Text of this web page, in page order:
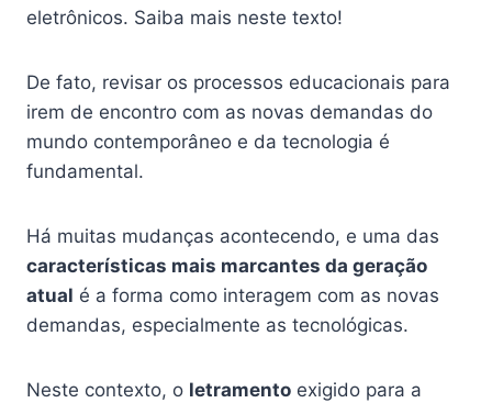
eletrônicos. Saiba mais neste texto!
De fato, revisar os processos educacionais para
irem de encontro com as novas demandas do
mundo contemporâneo e da tecnologia é
fundamental.
Há muitas mudanças acontecendo, e uma das
características mais marcantes da geração
atual é a forma como interagem com as novas
demandas, especialmente as tecnológicas.
Neste contexto, o letramento exigido para a